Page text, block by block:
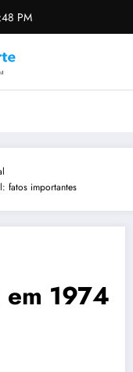
PM
fatos importantes
em 1974